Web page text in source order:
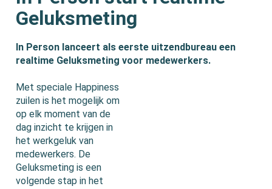
Geluksmeting
In Person lanceert als eerste uitzendbureau een
realtime Geluksmeting voor medewerkers.
Met speciale Happiness
zuilen is het mogelijk om
op elk moment van de
dag inzicht te krijgen in
het werkgeluk van
medewerkers. De
Geluksmeting is een
volgende stap in het